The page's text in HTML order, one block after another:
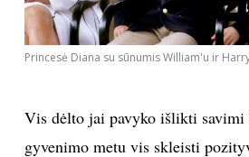
KNYGOS
INTERJERAS
NAMAI
Princesė Diana su sūnumis William'u ir
Vis dėlto jai pavyko išlikti savimi
gyvenimo metu vis skleisti